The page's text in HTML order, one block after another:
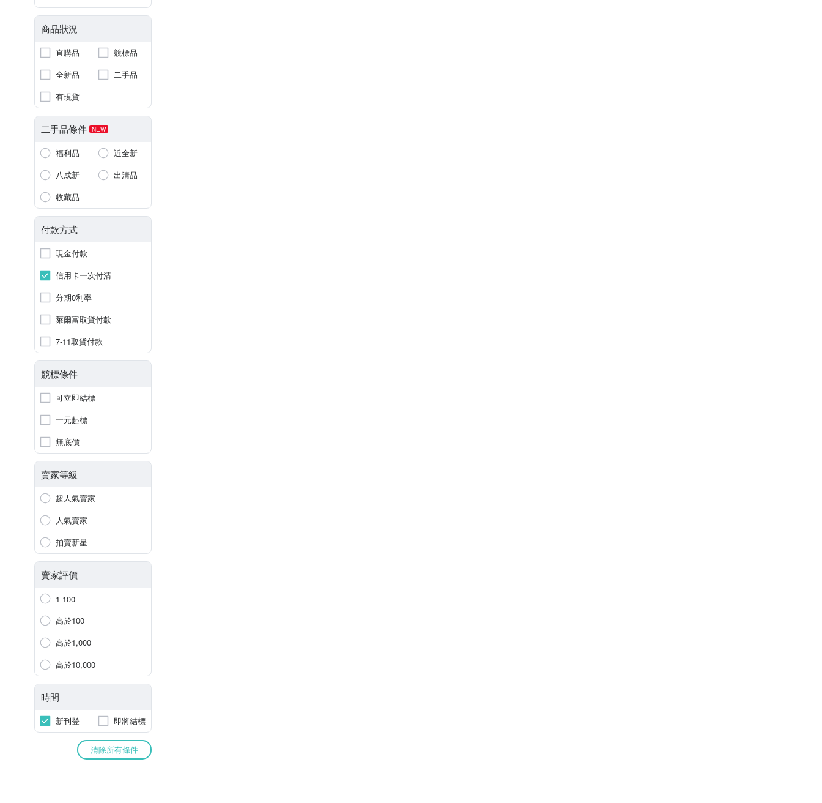
商品狀況
直購品
競標品
全新品
二手品
有現貨
二手品條件 NEW
福利品
近全新
八成新
出清品
收藏品
付款方式
現金付款
信用卡一次付清
分期0利率
萊爾富取貨付款
7-11取貨付款
競標條件
可立即結標
一元起標
無底價
賣家等級
超人氣賣家
人氣賣家
拍賣新星
賣家評價
1-100
高於100
高於1,000
高於10,000
時間
新刊登 即將結標
清除所有條件